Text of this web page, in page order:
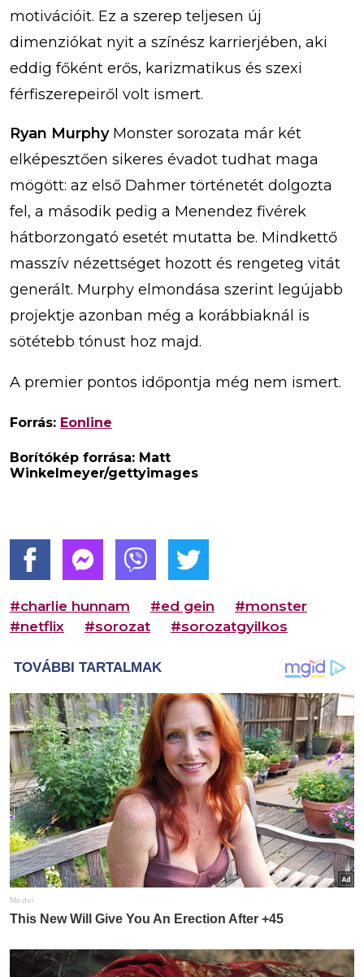
motivációit. Ez a szerep teljesen új
dimenziókat nyit a színész karrierjében, aki
eddig főként erős, karizmatikus és szexi
férfiszerepeiről volt ismert.
Ryan Murphy Monster sorozata már két
elképesztően sikeres évadot tudhat maga
mögött: az első Dahmer történetét dolgozta
fel, a második pedig a Menendez fivérek
hátborzongató esetét mutatta be. Mindkettő
masszív nézettséget hozott és rengeteg vitát
generált. Murphy elmondása szerint legújabb
projektje azonban még a korábbiaknál is
sötétebb tónust hoz majd.
A premier pontos időpontja még nem ismert.
Forrás: Eonline
Borítókép forrása: Matt
Winkelmeyer/gettyimages
#charlie hunnam #ed gein
#monster
#netflix
#sorozat #sorozatgyilkos